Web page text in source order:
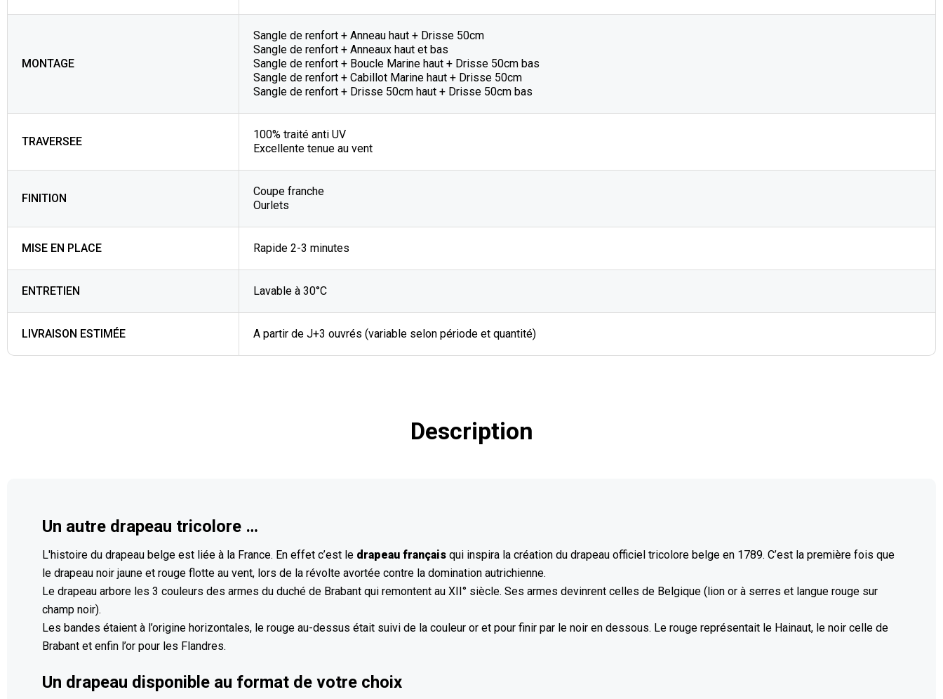
MONTAGE
Sangle de renfort + Anneau haut + Drisse 50cm
Sangle de renfort + Anneaux haut et bas
Sangle de renfort + Boucle Marine haut + Drisse 50cm bas
Sangle de renfort + Cabillot Marine haut + Drisse 50cm
Sangle de renfort + Drisse 50cm haut + Drisse 50cm bas
TRAVERSEE
100% traité anti UV
Excellente tenue au vent
FINITION
Coupe franche
Ourlets
MISE EN PLACE Rapide 2-3 minutes
ENTRETIEN Lavable à 30°C
LIVRAISON ESTIMÉE A partir de J+3 ouvrés (variable selon période et quantité)
Description
Un autre drapeau tricolore …
L'histoire du drapeau belge est liée à la France. En effet c’est le drapeau français qui inspira la création du drapeau officiel tricolore belge en 1789. C’est la première fois que
le drapeau noir jaune et rouge flotte au vent, lors de la révolte avortée contre la domination autrichienne.
Le drapeau arbore les 3 couleurs des armes du duché de Brabant qui remontent au XII° siècle. Ses armes devinrent celles de Belgique (lion or à serres et langue rouge sur
champ noir).
Les bandes étaient à l’origine horizontales, le rouge au-dessus était suivi de la couleur or et pour finir par le noir en dessous. Le rouge représentait le Hainaut, le noir celle de
Brabant et enfin l’or pour les Flandres.
Un drapeau disponible au format de votre choix